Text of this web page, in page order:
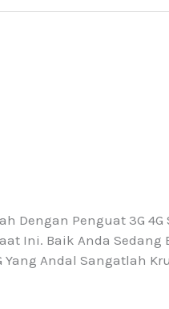
Dengan Penguat 3G 4G
Ini. Baik Anda Sedang
Andal Sangatlah